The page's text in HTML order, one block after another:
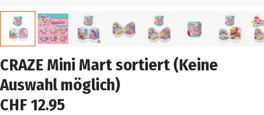
CRAZE Mini Mart sortiert (Keine
Auswahl möglich)
CHF 12.95